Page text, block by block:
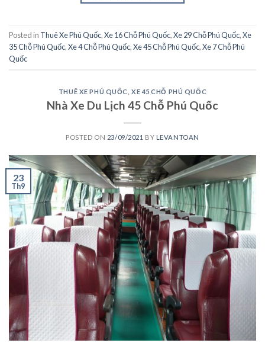
Posted in Thuê Xe Phú Quốc,Xe 16 Chỗ Phú Quốc,Xe 29 Chỗ Phú Quốc,Xe
35 Chỗ Phú Quốc,Xe 4 Chỗ Phú Quốc,Xe 45 Chỗ Phú Quốc,Xe 7 Chỗ Phú
Quốc
THUÊ XE PHÚ QUỐC XE 45 CHỖ PHÚ QUỐC
Nhà Xe Du Lịch 45 Chỗ Phú Quốc
POSTED ON 23/09/2021 BY LEVANTOAN
23
Th9